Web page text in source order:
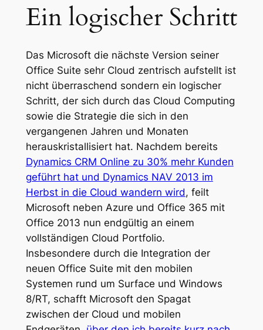
Ein logischer Schritt
Das Microsoft die nächste Version seiner
Office Suite sehr Cloud zentrisch aufstellt ist
nicht überraschend sondern ein logischer
Schritt, der sich durch das Cloud Computing
sowie die Strategie die sich in den
vergangenen Jahren und Monaten
herauskristallisiert hat. Nachdem bereits
Dynamics CRM Online zu 30% mehr Kunden
geführt hat und Dynamics NAV 2013 im
Herbst in die Cloud wandern wird, feilt
Microsoft neben Azure und Office 365 mit
Office 2013 nun endgültig an einem
vollständigen Cloud Portfolio.
Insbesondere durch die Integration der
neuen Office Suite mit den mobilen
Systemen rund um Surface und Windows
8/RT, schafft Microsoft den Spagat
zwischen der Cloud und mobilen